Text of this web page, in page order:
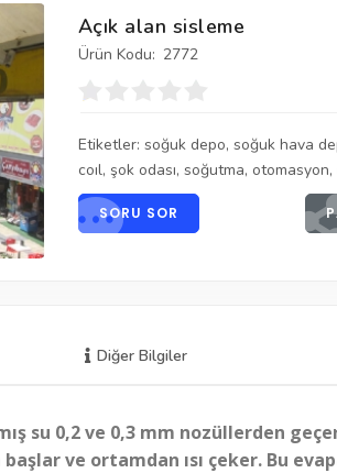
Açık alan sisleme
Ürün Kodu: 2772
Etiketler: soğuk depo, soğuk hava
coıl, şok odası, soğutma, otomasyon,
SORU SOR
Diğer Bilgiler
su 0,2 ve 0,3 mm nozüllerden
ve ortamdan ısı çeker. Bu